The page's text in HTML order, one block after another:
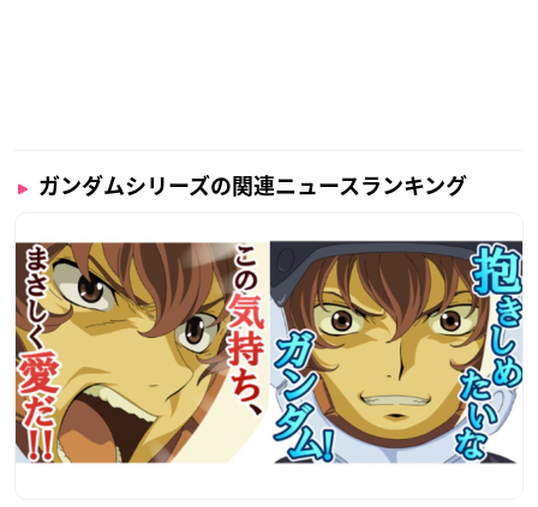
ミオリネ・レンブラン：Lynn
グエル・ジェターク：阿座上洋平
シャディク・ゼネリ：古川慎
ニカ・ナナウラ：宮本侑芽
チュアチュリー・パンランチ：富田美憂
デリング・レンブラン：内田直哉
ガンダムシリーズの関連ニュースランキング